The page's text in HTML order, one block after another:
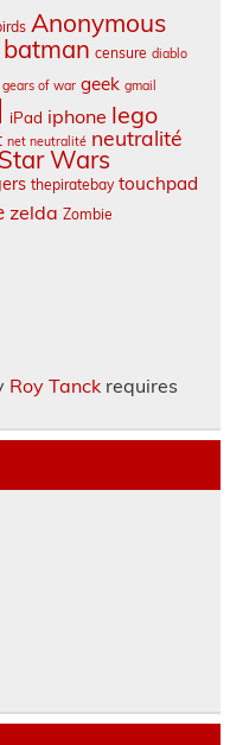
Anonymous
batman censure diablo
gears of war geek gmail
iPad iphone lego
net neutralité neutralité
Star Wars
thepiratebay touchpad
zelda Zombie
Roy Tanckrequires